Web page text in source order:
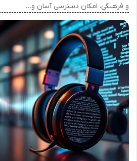
و فرهنگی، امکان دسترسی آسان و…